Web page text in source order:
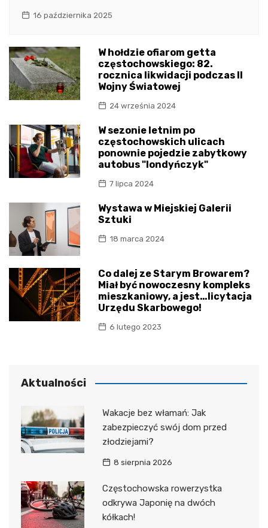
16 października 2025
W hołdzie ofiarom getta
częstochowskiego: 82.
rocznica likwidacji podczas II
Wojny Światowej
24 września 2024
W sezonie letnim po
częstochowskich ulicach
ponownie pojedzie zabytkowy
autobus "londyńczyk"
7 lipca 2024
Wystawa w Miejskiej Galerii
Sztuki
18 marca 2024
Co dalej ze Starym Browarem?
Miał być nowoczesny kompleks
mieszkaniowy, a jest…licytacja
Urzędu Skarbowego!
6 lutego 2023
Aktualności
Wakacje bez włamań: Jak
zabezpieczyć swój dom przed
złodziejami?
8 sierpnia 2026
Częstochowska rowerzystka
odkrywa Japonię na dwóch
kółkach!